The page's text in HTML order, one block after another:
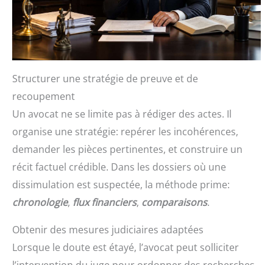
Structurer une stratégie de preuve et de
recoupement
Un avocat ne se limite pas à rédiger des actes. Il
organise une stratégie: repérer les incohérences,
demander les pièces pertinentes, et construire un
récit factuel crédible. Dans les dossiers où une
dissimulation est suspectée, la méthode prime:
chronologie, flux financiers, comparaisons.
Obtenir des mesures judiciaires adaptées
Lorsque le doute est étayé, l’avocat peut solliciter